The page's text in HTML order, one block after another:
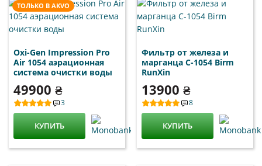
Oxi-Gen Impression Pro
Air 1054 аэрационная
система очистки воды
49900 ₴
3
КУПИТЬ
ТОЛЬКО В AKVO
Фильтр от железа и
марганца С-1054 Birm
RunXin
13900 ₴
8
КУПИТЬ